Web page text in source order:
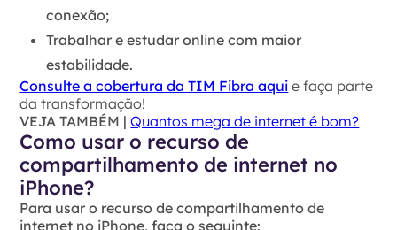
conexão;
Trabalhar e estudar online com maior
estabilidade.
Consulte a cobertura da TIM Fibra aqui e faça parte
da transformação!
VEJA TAMBÉM |Quantos mega de internet é bom?
Como usar o recurso de
compartilhamento de internet no
iPhone?
Para usar o recurso de compartilhamento de
internet no iPhone, faça o seguinte: